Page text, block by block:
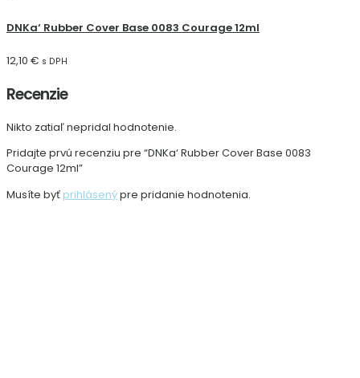
DNKa‘ Rubber Cover Base 0083 Courage 12ml
12,10 € s DPH
Recenzie
Nikto zatiaľ nepridal hodnotenie.
Pridajte prvú recenziu pre “DNKa‘ Rubber Cover Base 0083
Courage 12ml”
Musíte byť prihlásenýpre pridanie hodnotenia.